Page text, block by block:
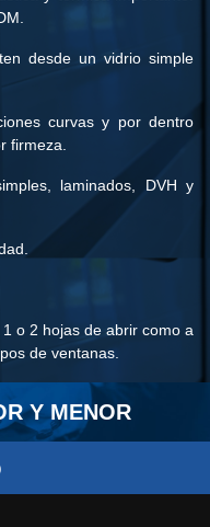
desde un vidrio simple
curvas y por dentro
firmeza.
laminados, DVH y
o 2 hojas de abrir como a
de ventanas.
Y MENOR